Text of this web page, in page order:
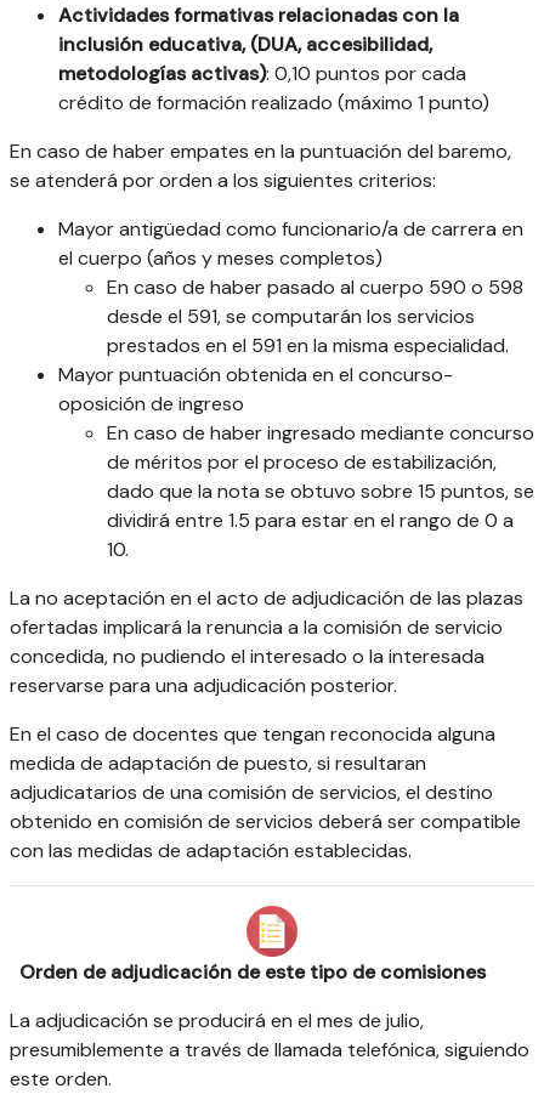
Actividades formativas relacionadas con la
inclusión educativa, (DUA, accesibilidad,
metodologías activas): 0,10 puntos por cada
crédito de formación realizado (máximo 1 punto)
En caso de haber empates en la puntuación del baremo,
se atenderá por orden a los siguientes criterios:
Mayor antigüedad como funcionario/a de carrera en
el cuerpo (años y meses completos)
En caso de haber pasado al cuerpo 590 o 598
desde el 591, se computarán los servicios
prestados en el 591 en la misma especialidad.
Mayor puntuación obtenida en el concurso-
oposición de ingreso
En caso de haber ingresado mediante concurso
de méritos por el proceso de estabilización,
dado que la nota se obtuvo sobre 15 puntos, se
dividirá entre 1.5 para estar en el rango de 0 a
10.
La no aceptación en el acto de adjudicación de las plazas
ofertadas implicará la renuncia a la comisión de servicio
concedida, no pudiendo el interesado o la interesada
reservarse para una adjudicación posterior.
En el caso de docentes que tengan reconocida alguna
medida de adaptación de puesto, si resultaran
adjudicatarios de una comisión de servicios, el destino
obtenido en comisión de servicios deberá ser compatible
con las medidas de adaptación establecidas.
Orden de adjudicación de este tipo de comisiones
La adjudicación se producirá en el mes de julio,
presumiblemente a través de llamada telefónica, siguiendo
este orden.